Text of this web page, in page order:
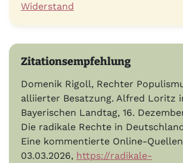
Widerstand
Zitationsempfehlung
Domenik Rigoll, Rechter
alliierter Besatzung. Alfred Loritz
Bayerischen Landtag, 16.
Die radikale Rechte in
Eine kommentierte Online-
03.03.2026, https://radikale-